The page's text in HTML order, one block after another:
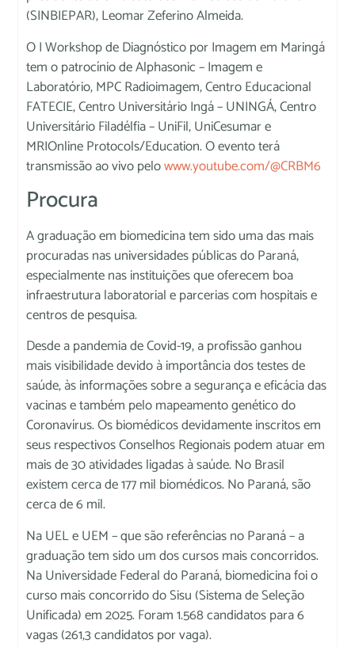
(SINBIEPAR), Leomar Zeferino Almeida.
O I Workshop de Diagnóstico por Imagem em Maringá
tem o patrocínio de Alphasonic – Imagem e
Laboratório, MPC Radioimagem, Centro Educacional
FATECIE, Centro Universitário Ingá – UNINGÁ, Centro
Universitário Filadélfia – UniFil, UniCesumar e
MRIOnline Protocols/Education. O evento terá
transmissão ao vivo pelowww.youtube.com/@CRBM6
Procura
A graduação em biomedicina tem sido uma das mais
procuradas nas universidades públicas do Paraná,
especialmente nas instituições que oferecem boa
infraestrutura laboratorial e parcerias com hospitais e
centros de pesquisa.
Desde a pandemia de Covid-19, a profissão ganhou
mais visibilidade devido à importância dos testes de
saúde, às informações sobre a segurança e eficácia das
vacinas e também pelo mapeamento genético do
Coronavírus. Os biomédicos devidamente inscritos em
seus respectivos Conselhos Regionais podem atuar em
mais de 30 atividades ligadas à saúde. No Brasil
existem cerca de 177 mil biomédicos. No Paraná, são
cerca de 6 mil.
Na UEL e UEM – que são referências no Paraná – a
graduação tem sido um dos cursos mais concorridos.
Na Universidade Federal do Paraná, biomedicina foi o
curso mais concorrido do Sisu (Sistema de Seleção
Unificada) em 2025. Foram 1.568 candidatos para 6
vagas (261,3 candidatos por vaga).